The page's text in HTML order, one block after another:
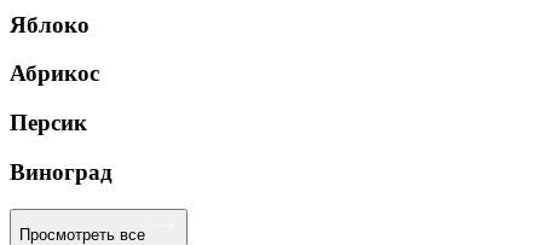
Яблоко
Абрикос
Персик
Виноград
Просмотреть все